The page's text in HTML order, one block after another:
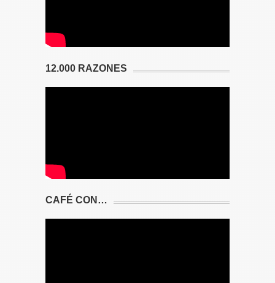
12.000 RAZONES
CAFÉ CON…